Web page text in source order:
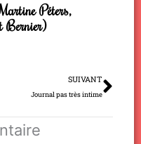
Péters,
Bernier)
SUIVANT
Journal pas très intime